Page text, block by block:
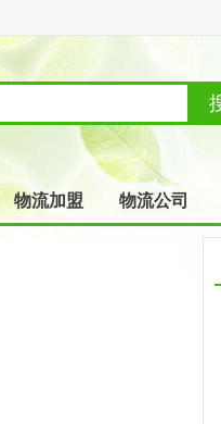
物流加盟 物流公司